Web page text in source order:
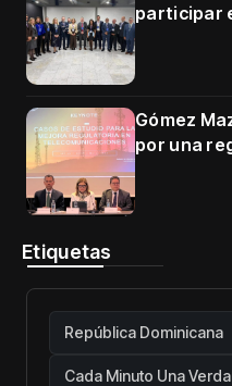
participar
Gómez
por una
Etiquetas
República Dominicana
Cada Minuto Una